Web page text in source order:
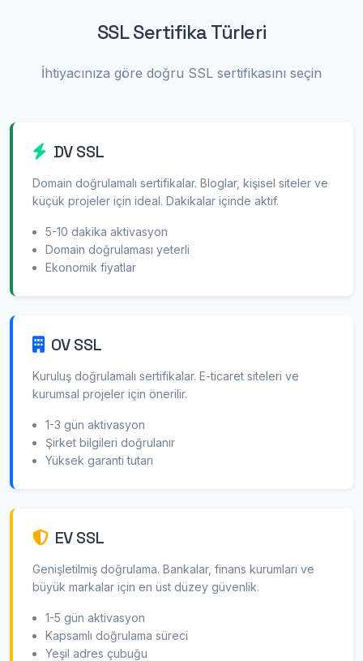
SSL Sertifika Türleri
İhtiyacınıza göre doğru SSL sertifikasını seçin
DV SSL
Domain doğrulamalı sertifikalar. Bloglar, kişisel siteler ve
küçük projeler için ideal. Dakikalar içinde aktif.
5-10 dakika aktivasyon
Domain doğrulaması yeterli
Ekonomik fiyatlar
OV SSL
Kuruluş doğrulamalı sertifikalar. E-ticaret siteleri ve
kurumsal projeler için önerilir.
1-3 gün aktivasyon
Şirket bilgileri doğrulanır
Yüksek garanti tutarı
EV SSL
Genişletilmiş doğrulama. Bankalar, finans kurumları ve
büyük markalar için en üst düzey güvenlik.
1-5 gün aktivasyon
Kapsamlı doğrulama süreci
Yeşil adres çubuğu